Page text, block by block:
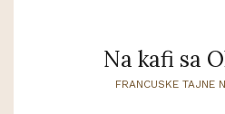
Na kafi sa
FRANCUSKE TAJNE